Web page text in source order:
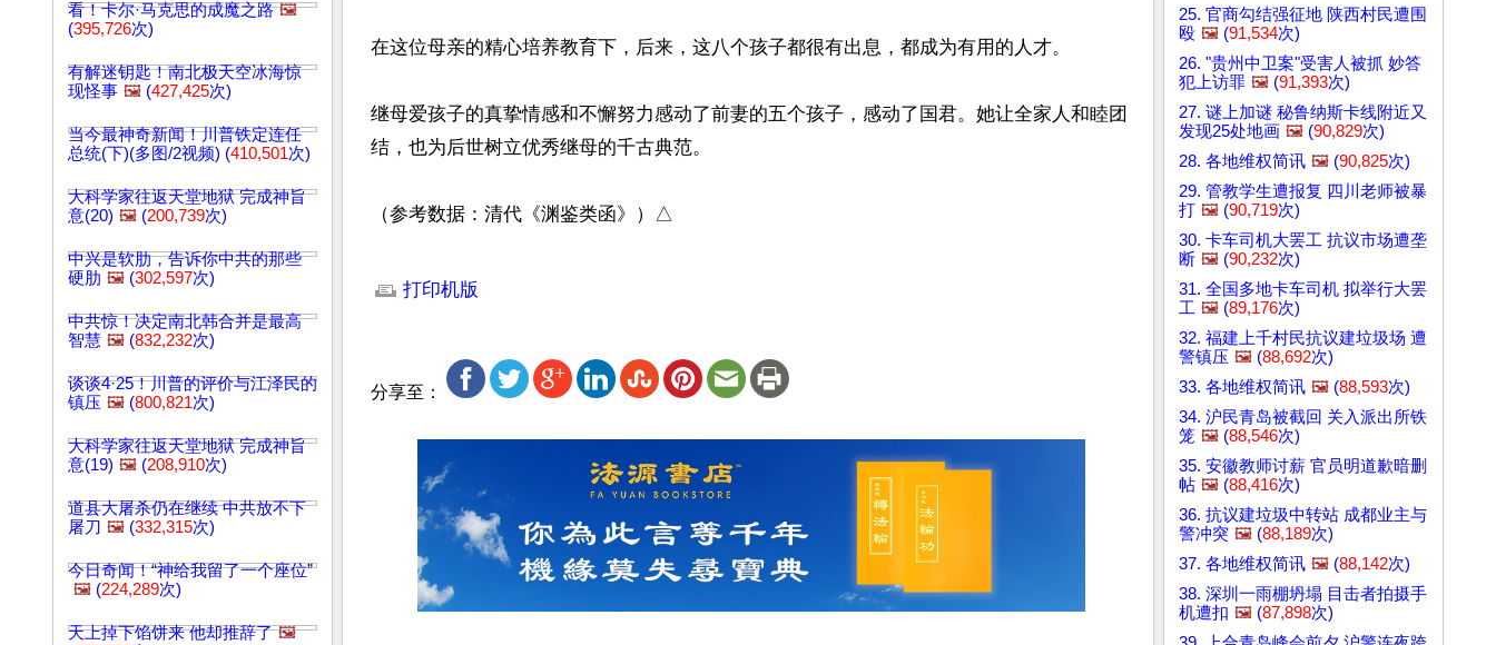
看！卡尔·马克思的成魔之路 🖼️
(395,726次)
有解迷钥匙！南北极天空冰海惊
现怪事 🖼️ (427,425次)
当今最神奇新闻！川普铁定连任
总统(下)(多图/2视频) (410,501次)
大科学家往返天堂地狱 完成神旨
意(20) 🖼️ (200,739次)
中兴是软肋，告诉你中共的那些
硬肋 🖼️ (302,597次)
中共惊！决定南北韩合并是最高
智慧 🖼️ (832,232次)
谈谈4·25！川普的评价与江泽民的
镇压 🖼️ (800,821次)
大科学家往返天堂地狱 完成神旨
意(19) 🖼️ (208,910次)
道县大屠杀仍在继续 中共放不下
屠刀 🖼️ (332,315次)
今日奇闻！“神给我留了一个座位”
🖼️ (224,289次)
天上掉下馅饼来 他却推辞了 🖼️
在这位母亲的精心培养教育下，后来，这八个孩子都很有出息，都成为有用的人才。
继母爱孩子的真挚情感和不懈努力感动了前妻的五个孩子，感动了国君。她让全家人和睦团
结，也为后世树立优秀继母的千古典范。
（参考数据：清代《渊鉴类函》）△
打印机版
分享至：
25. 官商勾结强征地 陕西村民遭围
殴 🖼️ (91,534次)
26. "贵州中卫案"受害人被抓 妙答
犯上访罪 🖼️ (91,393次)
27. 谜上加谜 秘鲁纳斯卡线附近又
发现25处地画 🖼️ (90,829次)
28. 各地维权简讯 🖼️ (90,825次)
29. 管教学生遭报复 四川老师被暴
打 🖼️ (90,719次)
30. 卡车司机大罢工 抗议市场遭垄
断 🖼️ (90,232次)
31. 全国多地卡车司机 拟举行大罢
工 🖼️ (89,176次)
32. 福建上千村民抗议建垃圾场 遭
警镇压 🖼️ (88,692次)
33. 各地维权简讯 🖼️ (88,593次)
34. 沪民青岛被截回 关入派出所铁
笼 🖼️ (88,546次)
35. 安徽教师讨薪 官员明道歉暗删
帖 🖼️ (88,416次)
36. 抗议建垃圾中转站 成都业主与
警冲突 🖼️ (88,189次)
37. 各地维权简讯 🖼️ (88,142次)
38. 深圳一雨棚坍塌 目击者拍摄手
机遭扣 🖼️ (87,898次)